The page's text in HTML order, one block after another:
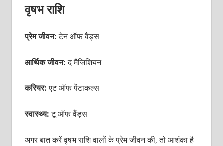
वृषभ राशि
प्रेम जीवन:टेन ऑफ वैंड्स
आर्थिक जीवन:द मैजिशियन
करियर:एट ऑफ पेंटाकल्स
स्वास्थ्य:टू ऑफ वैंड्स
अगर बात करें वृषभ राशि वालों के प्रेम जीवन की, तो आशंका है